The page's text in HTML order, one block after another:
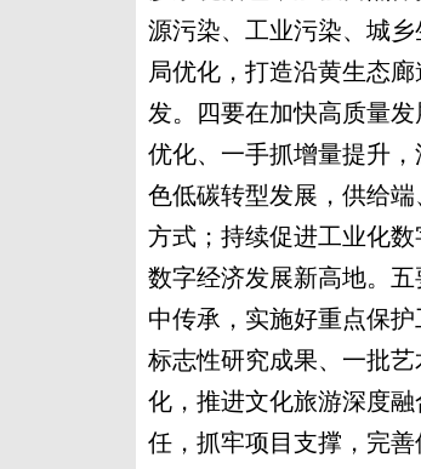
源污染、工业污染、城
局优化，打造沿黄生态
发。四要在加快高质量
优化、一手抓增量提升
色低碳转型发展，供给
方式；持续促进工业化
数字经济发展新高地。
中传承，实施好重点保
标志性研究成果、一批
化，推进文化旅游深度
任，抓牢项目支撑，完